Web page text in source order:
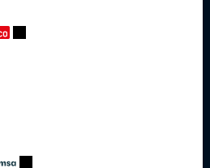
Referenzen